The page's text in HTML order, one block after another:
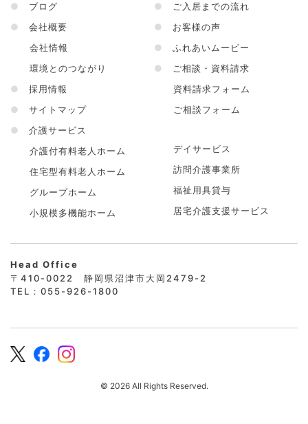
●
ブログ
●
会社概要
会社情報
環境とのつながり
●
採用情報
●
サイトマップ
●
介護サービス
介護付有料老人ホーム
住宅型有料老人ホーム
グループホーム
小規模多機能ホーム
●
ご入居までの流れ
●
お客様の声
●
ふれあいムービー
●
ご相談・資料請求
資料請求フォーム
ご相談フォーム
デイサービス
訪問介護事業所
福祉用具貸与
居宅介護支援サービス
Head Office
〒410-0022 静岡県沼津市大岡2479-2
TEL：055-926-1800
© 2026 All Rights Reserved.